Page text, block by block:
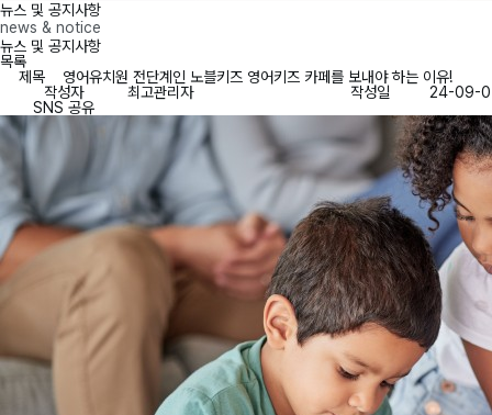
뉴스 및 공지사항
news & notice
뉴스 및 공지사항
목록
제목
영어유치원 전단계인 노블키즈 영어키즈 카페를 보내야 하는 이유!
작성자
최고관리자 작성일
24-09-
SNS 공유